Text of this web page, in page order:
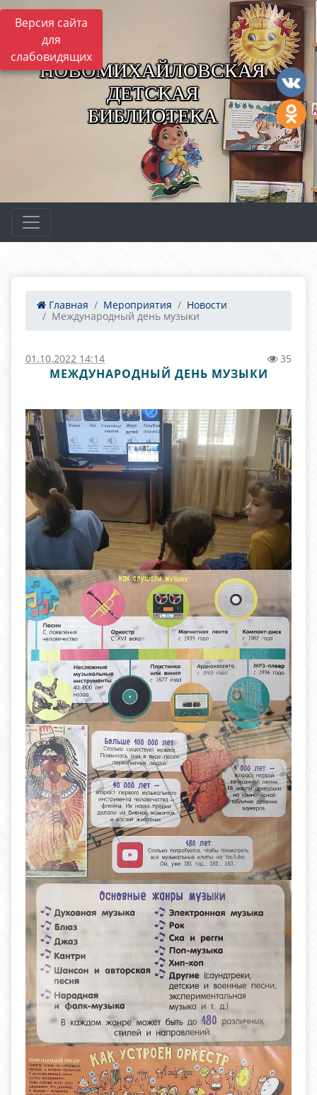
Версия сайта
для
слабовидящих
НОВОМИХАЙЛОВСКАЯ
ДЕТСКАЯ
БИБЛИОТЕКА
Главная Мероприятия
Новости
Международный день музыки
01.10.2022 14:14 35
МЕЖДУНАРОДНЫЙ ДЕНЬ МУЗЫКИ